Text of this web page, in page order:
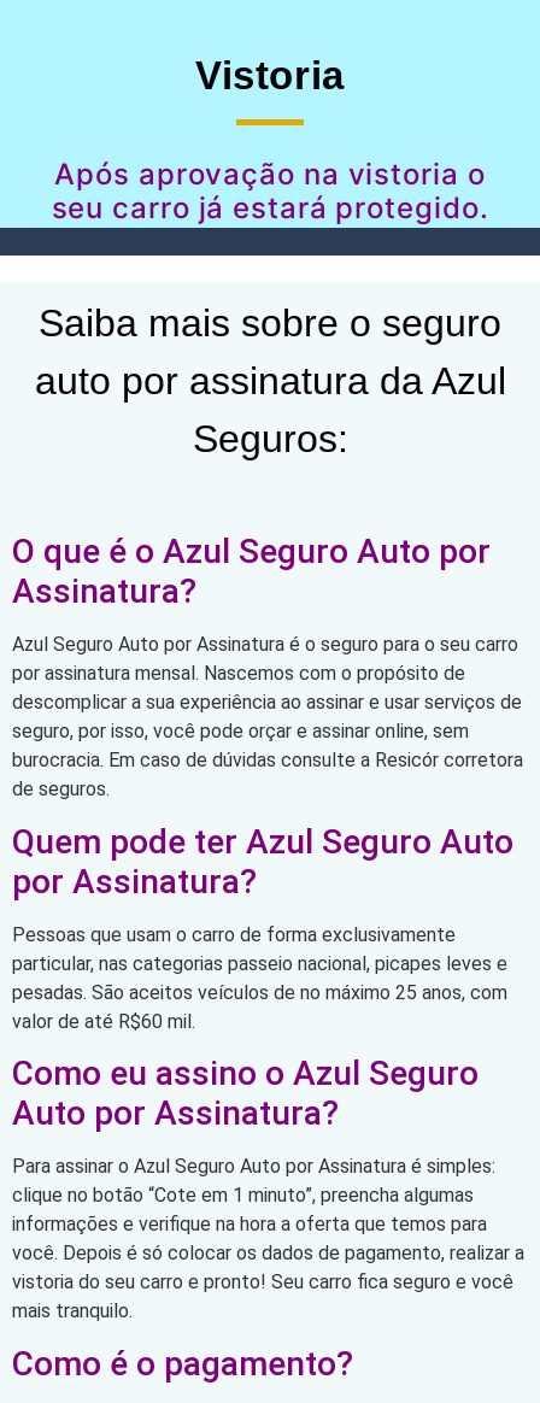
Vistoria
Após aprovação na vistoria o
seu carro já estará protegido.
Saiba mais sobre o seguro
auto por assinatura da Azul
Seguros:
O que é o Azul Seguro Auto por
Assinatura?
Azul Seguro Auto por Assinatura é o seguro para o seu carro
por assinatura mensal. Nascemos com o propósito de
descomplicar a sua experiência ao assinar e usar serviços de
seguro, por isso, você pode orçar e assinar online, sem
burocracia. Em caso de dúvidas consulte a Resicór corretora
de seguros.
Quem pode ter Azul Seguro Auto
por Assinatura?
Pessoas que usam o carro de forma exclusivamente
particular, nas categorias passeio nacional, picapes leves e
pesadas. São aceitos veículos de no máximo 25 anos, com
valor de até R$60 mil.
Como eu assino o Azul Seguro
Auto por Assinatura?
Para assinar o Azul Seguro Auto por Assinatura é simples:
clique no botão “Cote em 1 minuto”, preencha algumas
informações e verifique na hora a oferta que temos para
você. Depois é só colocar os dados de pagamento, realizar a
vistoria do seu carro e pronto! Seu carro fica seguro e você
mais tranquilo.
Como é o pagamento?